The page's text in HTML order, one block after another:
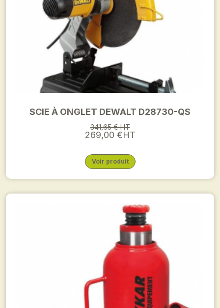
SCIE À ONGLET DEWALT D28730-QS
341,65 € HT
269,00 €HT
Voir produit